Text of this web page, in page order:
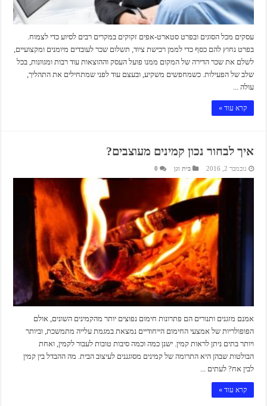
עסקים מכל הסוגים ובפרט סטארט-אפים זקוקים במקרים רבים לסיוע כדי לצמוח.
בפרט נחוץ להם כסף כדי לממן רכישת ציוד, תשלום שכר לעובדים מיומנים ומקצועיים,
לשלם את שכר הדירה של המקום ממנו פועל העסק וההוצאות עוד רבות ומגוונות, בכל
שלב של הפעילות. כשמחפשים משקיע, ובעצם עוד לפני שמתחילים את התהליך,
עולה ...
קרא עוד »
איך לבחור נכון קמינים מעוצבים?
נובמבר 2, 2016 בית וגן 0
אמנם מזגנים ותנורים הם פתרונות חימום נפוצים יותר מהקמינים השונים, אולם
הפופולריות של אמצעי החימום הייחודיים נמצאת במגמת עלייה מתמשכת, וביותר
ויותר בתים ניתן לראות קמין. ישנן כמה וכמה סיבות טובות לעבור לקמין, ואחת
הבולטות שבהן היא התרומה של קמינים מסוגננים לעיצוב הבית. מה ההבדל בין קמין
לבין אח? לעתים ...
קרא עוד »